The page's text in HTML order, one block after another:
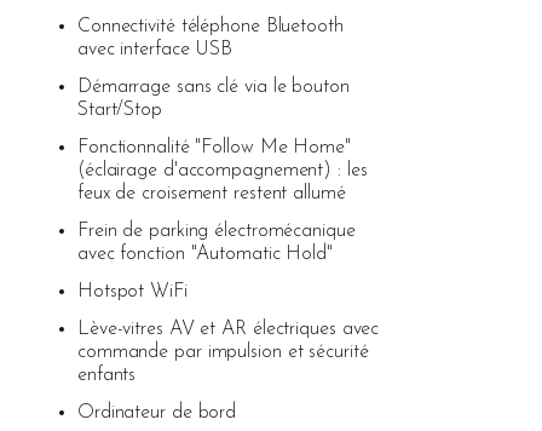
Connectivité téléphone Bluetooth
avec interface USB
Démarrage sans clé via le bouton
Start/Stop
Fonctionnalité "Follow Me Home"
(éclairage d'accompagnement) : les
feux de croisement restent allumé
Frein de parking électromécanique
avec fonction "Automatic Hold"
Hotspot WiFi
Lève-vitres AV et AR électriques avec
commande par impulsion et sécurité
enfants
Ordinateur de bord